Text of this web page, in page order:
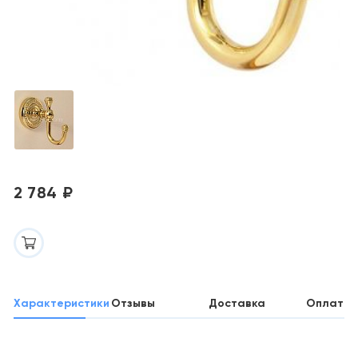
2 784 ₽
Характеристики Отзывы Доставка Оплата